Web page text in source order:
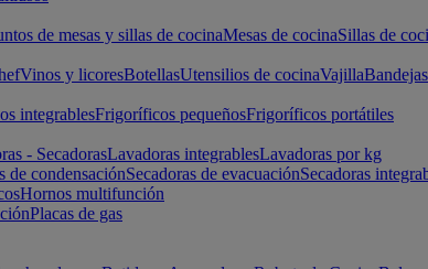
de mesas y sillas de cocinaMesas de cocinaSillas de
Vinos y licoresBotellasUtensilios de cocinaVajillaBandejas
integrablesFrigoríficos pequeñosFrigoríficos portátiles
- SecadorasLavadoras integrablesLavadoras por kg
de condensaciónSecadoras de evacuaciónSecadoras
Hornos multifunción
Placas de gas